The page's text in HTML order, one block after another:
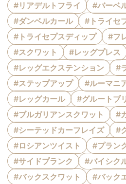
#リアデルトフライ
#バーベ
#ダンベルカール
#トライセ
#トライセプスディップ
#フ
#スクワット
#レッグプレス
#レッグエクステンション
#
#ステップアップ
#ルーマニ
#レッグカール
#グルートブ
#ブルガリアンスクワット
#
#シーテッドカーフレイズ
#
#ロシアンツイスト
#プラン
#サイドプランク
#バイシク
#バックスクワット
#バック